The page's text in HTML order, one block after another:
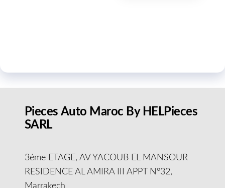
Pieces Auto Maroc By HELPieces
SARL
3éme ETAGE, AV YACOUB EL MANSOUR
RESIDENCE AL AMIRA III APPT N°32,
Marrakech